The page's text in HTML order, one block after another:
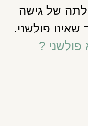
של גישה
פולשני.
?